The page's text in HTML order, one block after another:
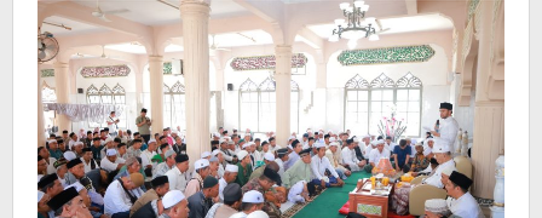
Amran
Waly